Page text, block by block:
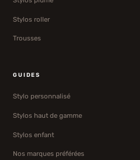
Stylos roller
Trousses
GUIDES
Stylo personnalisé
Stylos haut de gamme
Stylos enfant
Nos marques préférées